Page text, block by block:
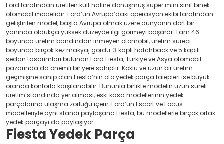
Ford tarafından üretilen kült haline dönüşmüş süper mini sınıf binek
otomobil modelidir. Ford’un Avrupa’daki operasyon ekibi tarafından
geliştirilen model, başta Avrupa olmak üzere dünyanın dört bir
yanında oldukça yüksek düzeyde ilgi görmeyi başardı. Tam 46
boyunca üretim bandından inmeyen otomobil, üretim süreci
boyunca birçok kez makyaj gördü. 3 kaplı hatchback ve 5 kapılı
sedan tasarımları bulunan Ford Fiesta, Türkiye ve Asya otomobil
pazarında da önemli bir yere sahiptir. Köklü ve uzun bir üretim
geçmişine sahip olan Fiesta’nın oto yedek parça talepleri ise büyük
oranda konforla karşılanabilir. Bununla birlikte modelin uzun süreli
üretim standında yer alması, eski kasa modellerinin yedek
parçalarına ulaşma zorluğu içerir. Ford’un Escort ve Focus
modelleriyle aynı standı paylaşana Fiesta, bu modellerle birçok ortak
yedek parçayı da paylaşıyor.
Fiesta Yedek Parça